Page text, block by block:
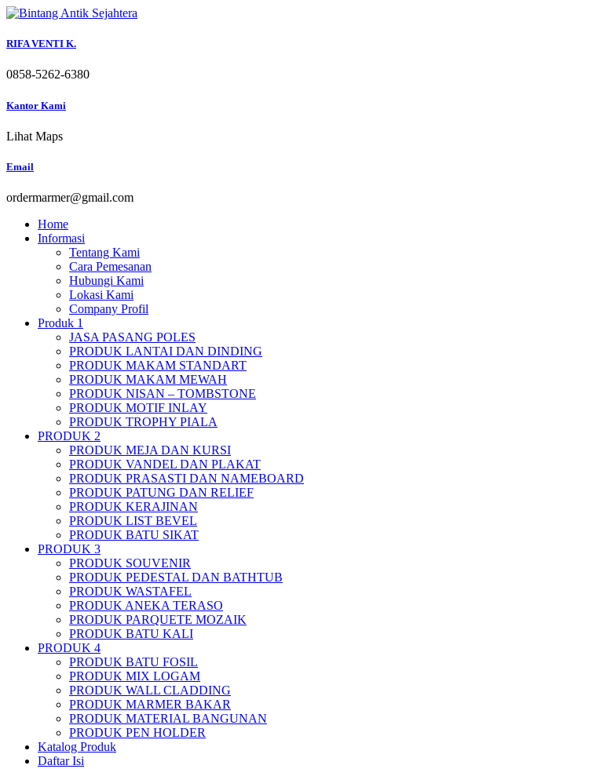
Skip
content
RIFA VENTI K.
0858-5262-6380
Kantor Kami
Lihat Maps
Email
ordermarmer@gmail.com
Home
Informasi
Tentang Kami
Cara Pemesanan
Hubungi Kami
Lokasi Kami
Company Profil
Produk 1
JASA PASANG POLES
PRODUK LANTAI DAN DINDING
PRODUK MAKAM STANDART
PRODUK MAKAM MEWAH
PRODUK NISAN – TOMBSTONE
PRODUK MOTIF INLAY
PRODUK TROPHY PIALA
PRODUK 2
PRODUK MEJA DAN KURSI
PRODUK VANDEL DAN PLAKAT
PRODUK PRASASTI DAN NAMEBOARD
PRODUK PATUNG DAN RELIEF
PRODUK KERAJINAN
PRODUK LIST BEVEL
PRODUK BATU SIKAT
PRODUK 3
PRODUK SOUVENIR
PRODUK PEDESTAL DAN BATHTUB
PRODUK WASTAFEL
PRODUK ANEKA TERASO
PRODUK PARQUETE MOZAIK
PRODUK BATU KALI
PRODUK 4
PRODUK BATU FOSIL
PRODUK MIX LOGAM
PRODUK WALL CLADDING
PRODUK MARMER BAKAR
PRODUK MATERIAL BANGUNAN
PRODUK PEN HOLDER
Katalog Produk
Daftar Isi